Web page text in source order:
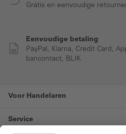
Gratis en eenvoudige
Eenvoudige betaling
PayPal, Klarna, Credit Card,
bancontact, BLIK
Voor Handelaren
Service